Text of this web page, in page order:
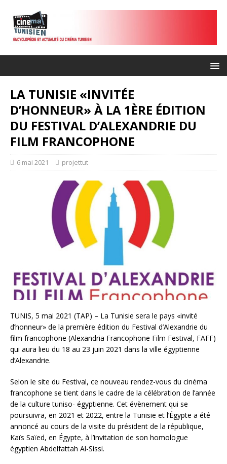
LA TUNISIE «INVITÉE
D’HONNEUR» À LA 1ÈRE ÉDITION
DU FESTIVAL D’ALEXANDRIE DU
FILM FRANCOPHONE
6 mai 2021 projettut
TUNIS, 5 mai 2021 (TAP) – La Tunisie sera le pays «invité
d’honneur» de la première édition du Festival d’Alexandrie du
film francophone (Alexandria Francophone Film Festival, FAFF)
qui aura lieu du 18 au 23 juin 2021 dans la ville égyptienne
d’Alexandrie.
Selon le site du Festival, ce nouveau rendez-vous du cinéma
francophone se tient dans le cadre de la célébration de l’année
de la culture tuniso- égyptienne. Cet évènement qui se
poursuivra, en 2021 et 2022, entre la Tunisie et l’Égypte a été
annoncé au cours de la visite du président de la république,
Kaïs Saïed, en Égypte, à l’invitation de son homologue
égyptien Abdelfattah Al-Sissi.